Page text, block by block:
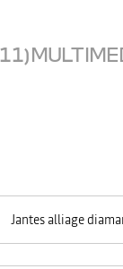
Jantes alliage